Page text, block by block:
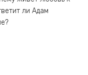
ли Адам